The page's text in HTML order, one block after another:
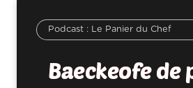
Le Panier du Chef
Baeckeofe de